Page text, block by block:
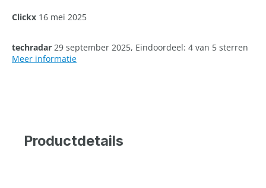
Clickx 16 mei 2025
techradar 29 september 2025, Eindoordeel: 4 van 5 sterren
Meer informatie
Productdetails